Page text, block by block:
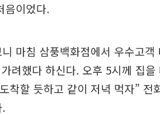
음이었다.
마침 삼풍백화점에서 우수고객
려했다 하신다. 오후 5시께 집
착할 듯하고 같이 저녁 먹자” 전